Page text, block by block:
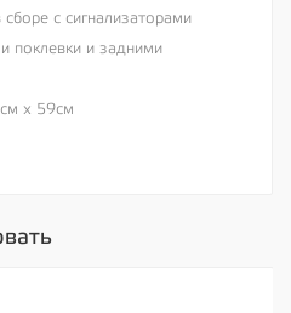
с сигнализаторами
поклевки и задними
х 59см